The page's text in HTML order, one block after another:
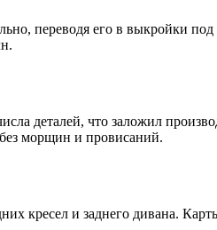
переводя его в выкройки
деталей, что заложил
морщин и провисаний.
кресел и заднего дивана.